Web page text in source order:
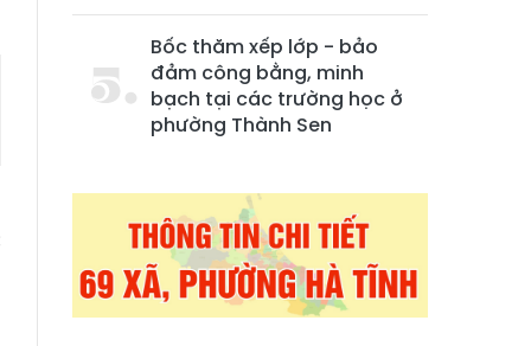
Bốc thăm xếp lớp - bảo
đảm công bằng, minh
bạch tại các trường học ở
phường Thành Sen